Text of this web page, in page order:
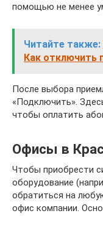
помощью не менее
Читайте также:
Как отключить
После выбора
«Подключить».
чтобы оплатить
Офисы в
Чтобы приобрести
оборудование
обратиться на
офис компании.